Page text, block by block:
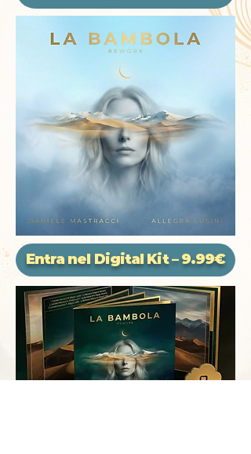
Entra nel Digital Kit – 9.99€